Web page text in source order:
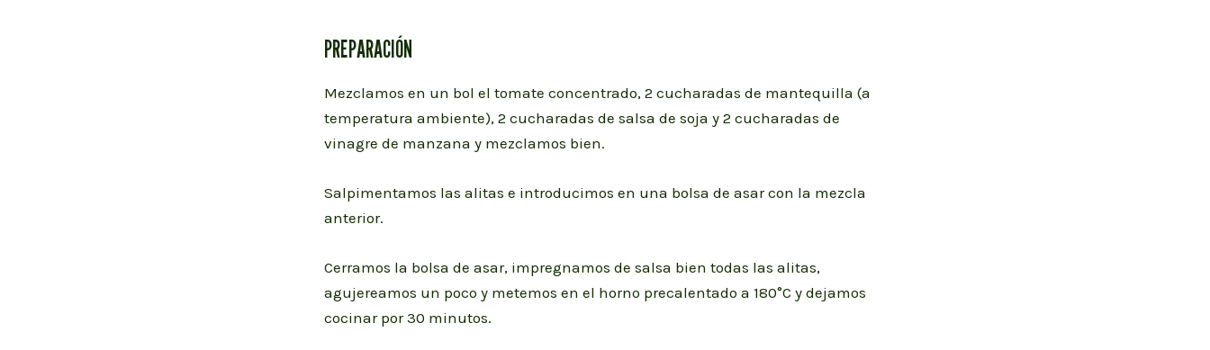
PREPARACIÓN
Mezclamos en un bol el tomate concentrado, 2 cucharadas de mantequilla (a
temperatura ambiente), 2 cucharadas de salsa de soja y 2 cucharadas de
vinagre de manzana y mezclamos bien.
Salpimentamos las alitas e introducimos en una bolsa de asar con la mezcla
anterior.
Cerramos la bolsa de asar, impregnamos de salsa bien todas las alitas,
agujereamos un poco y metemos en el horno precalentado a 180°C y dejamos
cocinar por 30 minutos.